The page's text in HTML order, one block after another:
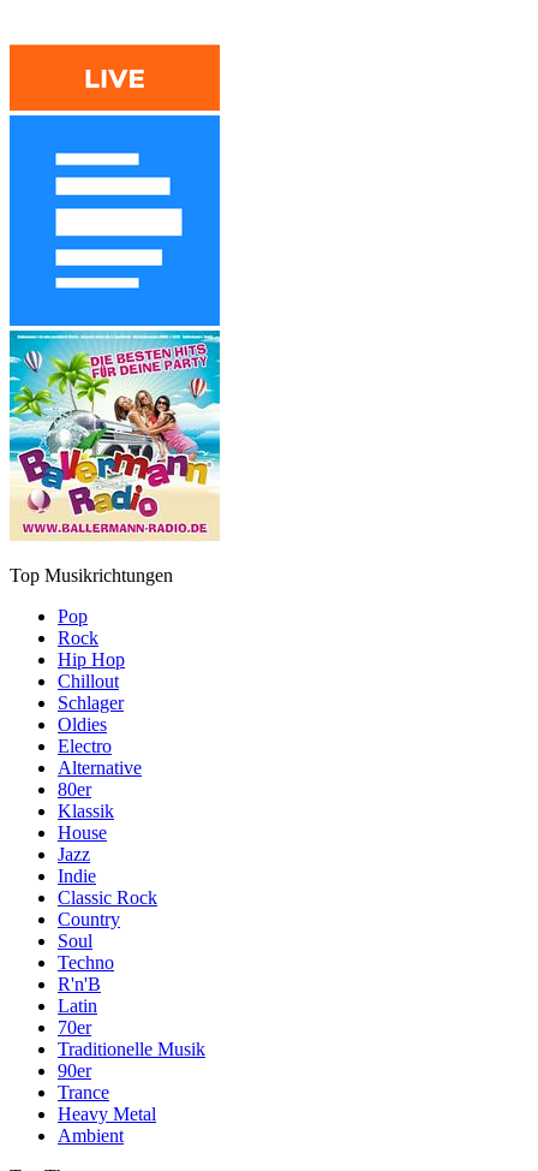
Top Musikrichtungen
Pop
Rock
Hip Hop
Chillout
Schlager
Oldies
Electro
Alternative
80er
Klassik
House
Jazz
Indie
Classic Rock
Country
Soul
Techno
R'n'B
Latin
70er
Traditionelle Musik
90er
Trance
Heavy Metal
Ambient